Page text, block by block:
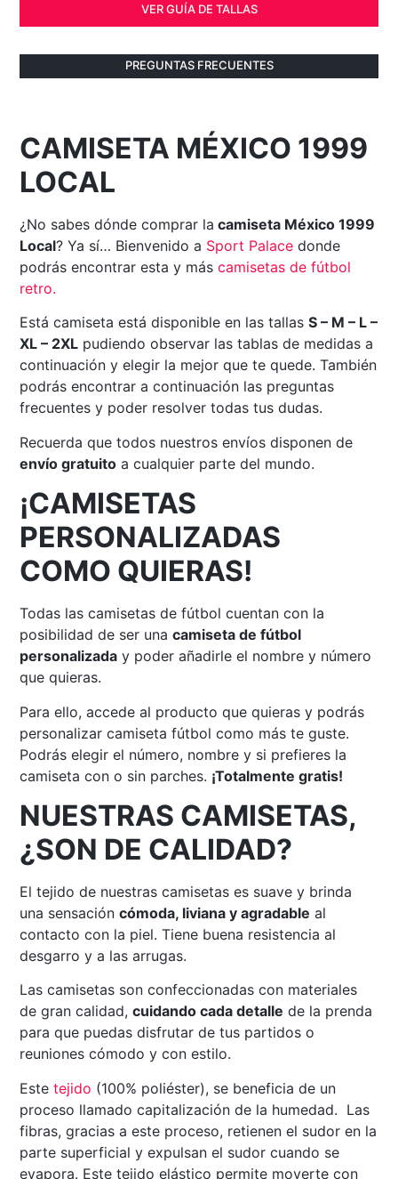
VER GUÍA DE TALLAS
PREGUNTAS FRECUENTES
CAMISETA MÉXICO 1999
LOCAL
¿No sabes dónde comprar la camiseta México 1999
Local? Ya sí… Bienvenido a Sport Palace donde
podrás encontrar esta y máscamisetas de fútbol
retro.
Está camiseta está disponible en las tallasS – M – L –
XL – 2XL pudiendo observar las tablas de medidas a
continuación y elegir la mejor que te quede. También
podrás encontrar a continuación las preguntas
frecuentes y poder resolver todas tus dudas.
Recuerda que todos nuestros envíos disponen de
envío gratuito a cualquier parte del mundo.
¡CAMISETAS
PERSONALIZADAS
COMO QUIERAS!
Todas las camisetas de fútbol cuentan con la
posibilidad de ser unacamiseta de fútbol
personalizada y poder añadirle el nombre y número
que quieras.
Para ello, accede al producto que quieras y podrás
personalizar camiseta fútbol como más te guste.
Podrás elegir el número, nombre y si prefieres la
camiseta con o sin parches. ¡Totalmente gratis!
NUESTRAS CAMISETAS,
¿SON DE CALIDAD?
El tejido de nuestras camisetas es suave y brinda
una sensacióncómoda, liviana y agradable al
contacto con la piel. Tiene buena resistencia al
desgarro y a las arrugas.
Las camisetas son confeccionadas con materiales
de gran calidad,cuidando cada detalle de la prenda
para que puedas disfrutar de tus partidos o
reuniones cómodo y con estilo.
Estetejido (100% poliéster), se beneficia de un
proceso llamado capitalización de la humedad. Las
fibras, gracias a este proceso, retienen el sudor en la
parte superficial y expulsan el sudor cuando se
evapora. Este tejido elástico permite moverte con